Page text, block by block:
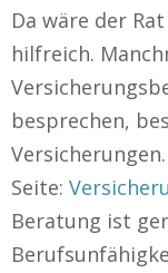
Da wäre der
hilfreich.
besprechen,
Seite:
Beratung ist